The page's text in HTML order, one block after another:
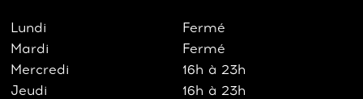
Lundi
Fermé
Mardi
Fermé
Mercredi
16h à 23h
Jeudi
16h à 23h